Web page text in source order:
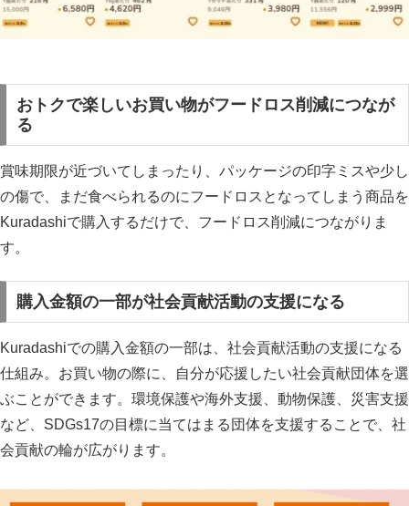
おトクで楽しいお買い物がフードロス削減につなが
る
賞味期限が近づいてしまったり、パッケージの印字ミスや少し
の傷で、まだ食べられるのにフードロスとなってしまう商品を
Kuradashiで購入するだけで、フードロス削減につながりま
す。
購入金額の一部が社会貢献活動の支援になる
Kuradashiでの購入金額の一部は、社会貢献活動の支援になる
仕組み。お買い物の際に、自分が応援したい社会貢献団体を選
ぶことができます。環境保護や海外支援、動物保護、災害支援
など、SDGs17の目標に当てはまる団体を支援することで、社
会貢献の輪が広がります。